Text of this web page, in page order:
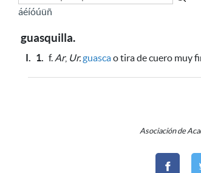
áéíóúüñ
guasquilla.
I. 1. f. Ar, Ur.guascao tira de cuero muy
Asociación de